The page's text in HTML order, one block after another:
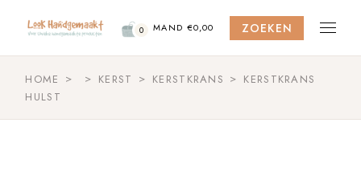
content
0 MAND €0,00 ZOEKEN
HOME KERST KERSTKRANS
KERSTKRANS
HULST